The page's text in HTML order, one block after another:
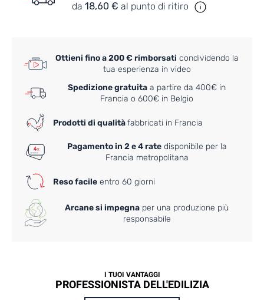
da 18,60 € al punto di ritiro
Ottieni fino a 200 € rimborsati condividendo la
tua esperienza in video
Spedizione gratuita a partire da 400€ in
Francia o 600€ in Belgio
Prodotti di qualitàfabbricati in Francia
Pagamento in 2 e 4 ratedisponibile per la
Francia metropolitana
Reso facile entro 60 giorni
Arcane si impegna per una produzione più
responsabile
I TUOI VANTAGGI
PROFESSIONISTA DELL'EDILIZIA